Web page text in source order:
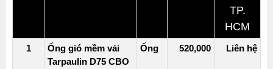
TP.
HCM
1
Ống gió mềm vải
Tarpaulin D75 CBO
Ống 520,000 Liên hệ